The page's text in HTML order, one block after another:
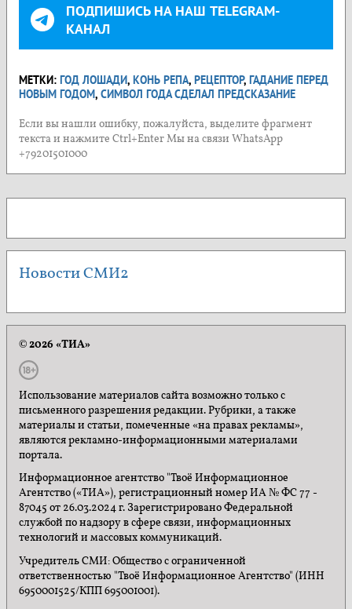
ПОДПИШИСЬ НА НАШ TELEGRAM-
КАНАЛ
МЕТКИ: ГОД ЛОШАДИ, КОНЬ РЕПА, РЕЦЕПТОР, ГАДАНИЕ ПЕРЕД
НОВЫМ ГОДОМ, СИМВОЛ ГОДА СДЕЛАЛ ПРЕДСКАЗАНИЕ
Если вы нашли ошибку, пожалуйста, выделите фрагмент
текста и нажмите Ctrl+Enter Мы на связи WhatsApp
+79201501000
Новости СМИ2
© 2026 «ТИА»
Использование материалов сайта возможно только с
письменного разрешения редакции. Рубрики, а также
материалы и статьи, помеченные «на правах рекламы»,
являются рекламно-информационными материалами
портала.
Информационное агентство "Твоё Информационное
Агентство («ТИА»), регистрационный номер ИА № ФС 77 -
87045 от 26.03.2024 г. Зарегистрировано Федеральной
службой по надзору в сфере связи, информационных
технологий и массовых коммуникаций.
Учредитель СМИ: Общество с ограниченной
ответственностью "Твоё Информационное Агентство" (ИНН
6950001525/КПП 695001001).